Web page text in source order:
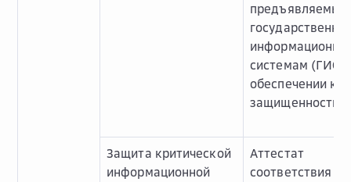
системам (ГИС)
обеспечении
защищенности
Защита критической
информационной
Аттестат
соответствия